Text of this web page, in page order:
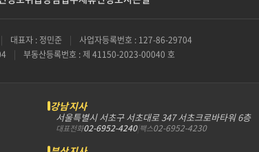
| 대표자 : 정민준 |
사업자등록번호 : 127-86-29704
| 부동산등록번호 : 제 41150-2023-00040 호
강남지사
서울특별시 서초구 서초대로 347 서초크로바타워 6층
대표전화02-6952-4240|팩스02-6952-4230